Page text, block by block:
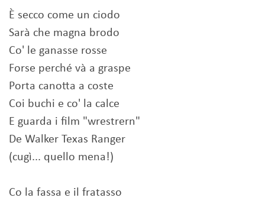
È secco come un ciodo
Sarà che magna brodo
Co' le ganasse rosse
Forse perché và a graspe
Porta canotta a coste
Coi buchi e co' la calce
E guarda i film "wrestrern"
De Walker Texas Ranger
(cugì... quello mena!)
Co la fassa e il fratasso